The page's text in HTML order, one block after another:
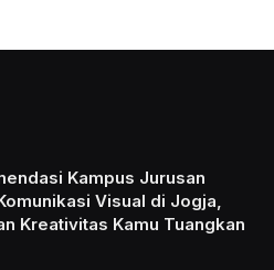
Kampus Jurusan
Visual di Jogja,
Kreativitas Kamu Tuangkan